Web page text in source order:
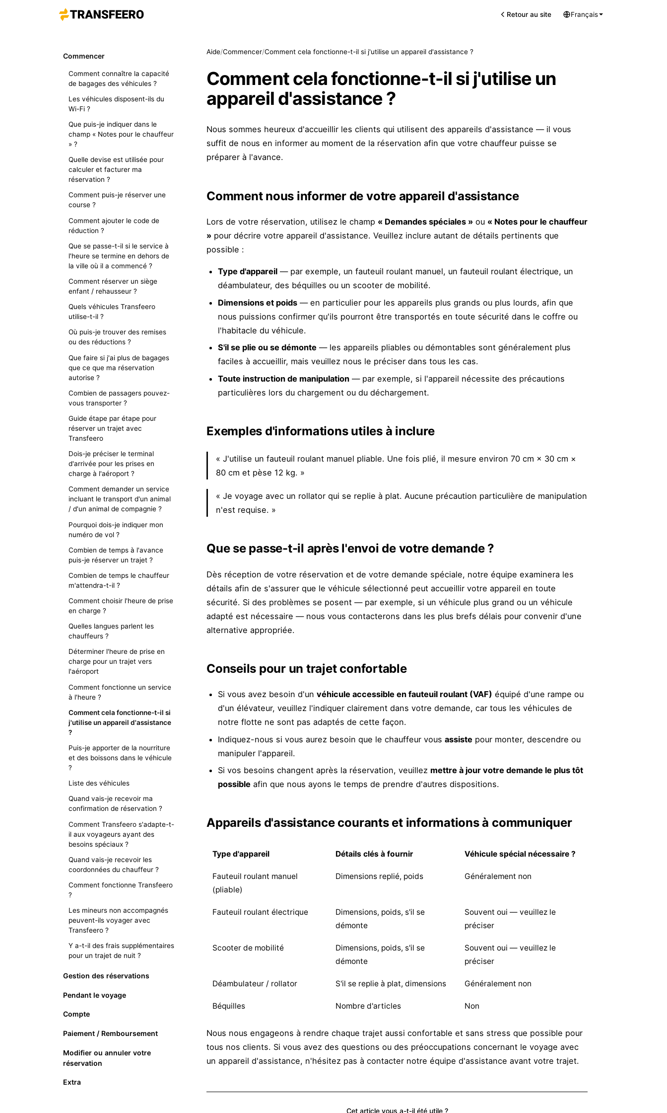
Retour au site Français
Commencer
Comment connaître la capacité
de bagages des véhicules ?
Les véhicules disposent-ils du
Wi-Fi ?
Que puis-je indiquer dans le
champ « Notes pour le chauffeur
» ?
Quelle devise est utilisée pour
calculer et facturer ma
réservation ?
Comment puis-je réserver une
course ?
Comment ajouter le code de
réduction ?
Que se passe-t-il si le service à
l'heure se termine en dehors de
la ville où il a commencé ?
Comment réserver un siège
enfant / rehausseur ?
Quels véhicules Transfeero
utilise-t-il ?
Où puis-je trouver des remises
ou des réductions ?
Que faire si j'ai plus de bagages
que ce que ma réservation
autorise ?
Combien de passagers pouvez-
vous transporter ?
Guide étape par étape pour
réserver un trajet avec
Transfeero
Dois-je préciser le terminal
d'arrivée pour les prises en
charge à l'aéroport ?
Comment demander un service
incluant le transport d'un animal
/ d'un animal de compagnie ?
Pourquoi dois-je indiquer mon
numéro de vol ?
Combien de temps à l'avance
puis-je réserver un trajet ?
Combien de temps le chauffeur
m'attendra-t-il ?
Comment choisir l'heure de prise
en charge ?
Quelles langues parlent les
chauffeurs ?
Déterminer l'heure de prise en
charge pour un trajet vers
l'aéroport
Comment fonctionne un service
à l'heure ?
Comment cela fonctionne-t-il si
j'utilise un appareil d'assistance
?
Puis-je apporter de la nourriture
et des boissons dans le véhicule
?
Liste des véhicules
Quand vais-je recevoir ma
confirmation de réservation ?
Comment Transfeero s'adapte-t-
il aux voyageurs ayant des
besoins spéciaux ?
Quand vais-je recevoir les
coordonnées du chauffeur ?
Comment fonctionne Transfeero
?
Les mineurs non accompagnés
peuvent-ils voyager avec
Transfeero ?
Y a-t-il des frais supplémentaires
pour un trajet de nuit ?
Gestion des réservations
Pendant le voyage
Compte
Paiement / Remboursement
Modifier ou annuler votre
réservation
Extra
Aide/Commencer/Comment cela fonctionne-t-il si j'utilise un appareil d'assistance ?
Comment cela fonctionne-t-il si j'utilise un
appareil d'assistance ?
Nous sommes heureux d'accueillir les clients qui utilisent des appareils d'assistance — il vous
suffit de nous en informer au moment de la réservation afin que votre chauffeur puisse se
préparer à l'avance.
Comment nous informer de votre appareil d'assistance
Lors de votre réservation, utilisez le champ « Demandes spéciales » ou « Notes pour le chauffeur
» pour décrire votre appareil d'assistance. Veuillez inclure autant de détails pertinents que
possible :
Type d'appareil— par exemple, un fauteuil roulant manuel, un fauteuil roulant électrique, un
déambulateur, des béquilles ou un scooter de mobilité.
Dimensions et poids— en particulier pour les appareils plus grands ou plus lourds, afin que
nous puissions confirmer qu'ils pourront être transportés en toute sécurité dans le coffre ou
l'habitacle du véhicule.
S'il se plie ou se démonte— les appareils pliables ou démontables sont généralement plus
faciles à accueillir, mais veuillez nous le préciser dans tous les cas.
Toute instruction de manipulation— par exemple, si l'appareil nécessite des précautions
particulières lors du chargement ou du déchargement.
Exemples d'informations utiles à inclure
« J'utilise un fauteuil roulant manuel pliable. Une fois plié, il mesure environ 70 cm × 30 cm ×
80 cm et pèse 12 kg. »
« Je voyage avec un rollator qui se replie à plat. Aucune précaution particulière de manipulation
n'est requise. »
Que se passe-t-il après l'envoi de votre demande ?
Dès réception de votre réservation et de votre demande spéciale, notre équipe examinera les
détails afin de s'assurer que le véhicule sélectionné peut accueillir votre appareil en toute
sécurité. Si des problèmes se posent — par exemple, si un véhicule plus grand ou un véhicule
adapté est nécessaire — nous vous contacterons dans les plus brefs délais pour convenir d'une
alternative appropriée.
Conseils pour un trajet confortable
Si vous avez besoin d'un véhicule accessible en fauteuil roulant (VAF) équipé d'une rampe ou
d'un élévateur, veuillez l'indiquer clairement dans votre demande, car tous les véhicules de
notre flotte ne sont pas adaptés de cette façon.
Indiquez-nous si vous aurez besoin que le chauffeur vous assistepour monter, descendre ou
manipuler l'appareil.
Si vos besoins changent après la réservation, veuillez mettre à jour votre demande le plus tôt
possibleafin que nous ayons le temps de prendre d'autres dispositions.
Appareils d'assistance courants et informations à communiquer
Type d'appareil Détails clés à fournir Véhicule spécial nécessaire ?
Fauteuil roulant manuel
(pliable)
Dimensions replié, poids Généralement non
Fauteuil roulant électrique
Dimensions, poids, s'il se
démonte
Souvent oui — veuillez le
préciser
Scooter de mobilité
Dimensions, poids, s'il se
démonte
Souvent oui — veuillez le
préciser
Déambulateur / rollator S'il se replie à plat, dimensions Généralement non
Béquilles Nombre d'articles Non
Nous nous engageons à rendre chaque trajet aussi confortable et sans stress que possible pour
tous nos clients. Si vous avez des questions ou des préoccupations concernant le voyage avec
un appareil d'assistance, n'hésitez pas à contacter notre équipe d'assistance avant votre trajet.
Cet article vous a-t-il été utile ?